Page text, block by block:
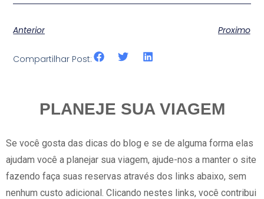
Anterior Proximo
Compartilhar Post:
PLANEJE SUA VIAGEM
Se você gosta das dicas do blog e se de alguma forma elas
ajudam você a planejar sua viagem, ajude-nos a manter o site
fazendo faça suas reservas através dos links abaixo, sem
nenhum custo adicional. Clicando nestes links, você contribui